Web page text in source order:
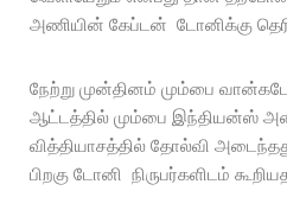
அணியின் கேப்டன் டோனிக்கு
நேற்று முன்தினம் மும்பை
ஆட்டத்தில் மும்பை இந்தியன்ஸ்
வித்தியாசத்தில் தோல்வி
பிறகு டோனி நிருபர்களிடம்